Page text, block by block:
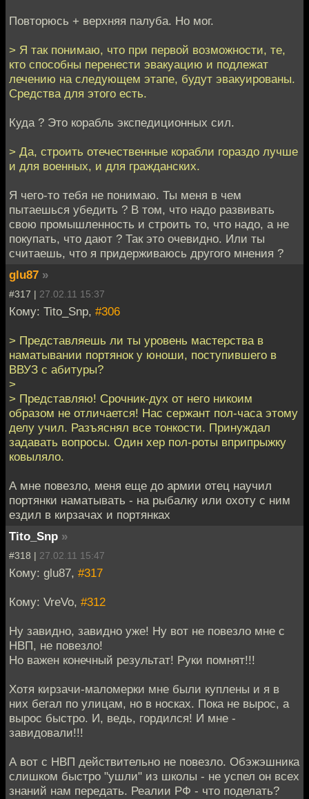
Повторюсь + верхняя палуба. Но мог.
> Я так понимаю, что при первой возможности, те,
кто способны перенести эвакуацию и подлежат
лечению на следующем этапе, будут эвакуированы.
Средства для этого есть.
Куда ? Это корабль экспедиционных сил.
> Да, строить отечественные корабли гораздо лучше
и для военных, и для гражданских.
Я чего-то тебя не понимаю. Ты меня в чем
пытаешься убедить ? В том, что надо развивать
свою промышленность и строить то, что надо, а не
покупать, что дают ? Так это очевидно. Или ты
считаешь, что я придерживаюсь другого мнения ?
glu87 »
#317 | 27.02.11 15:37
Кому: Tito_Snp, #306
> Представляешь ли ты уровень мастерства в
наматывании портянок у юноши, поступившего в
ВВУЗ с абитуры?
>
> Представляю! Срочник-дух от него никоим
образом не отличается! Нас сержант пол-часа этому
делу учил. Разъяснял все тонкости. Принуждал
задавать вопросы. Один хер пол-роты вприпрыжку
ковыляло.
А мне повезло, меня еще до армии отец научил
портянки наматывать - на рыбалку или охоту с ним
ездил в кирзачах и портянках
Tito_Snp »
#318 | 27.02.11 15:47
Кому: glu87, #317
Кому: VreVo, #312
Ну завидно, завидно уже! Ну вот не повезло мне с
НВП, не повезло!
Но важен конечный результат! Руки помнят!!!
Хотя кирзачи-маломерки мне были куплены и я в
них бегал по улицам, но в носках. Пока не вырос, а
вырос быстро. И, ведь, гордился! И мне -
завидовали!!!
А вот с НВП действительно не повезло. Обэжэшника
слишком быстро "ушли" из школы - не успел он всех
знаний нам передать. Реалии РФ - что поделать?